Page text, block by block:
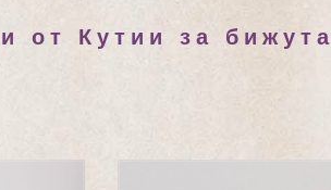
от Кутии за бижута